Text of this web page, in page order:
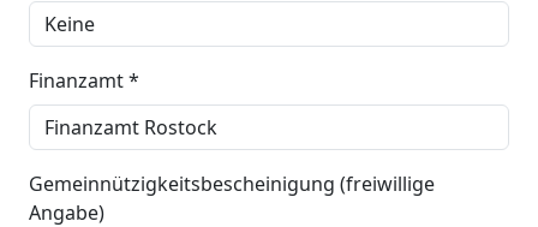
Finanzamt *
Gemeinnützigkeitsbescheinigung (freiwillige
Angabe)